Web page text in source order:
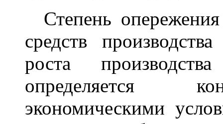
Степень опережения
средств
роста
определяется
экономическими